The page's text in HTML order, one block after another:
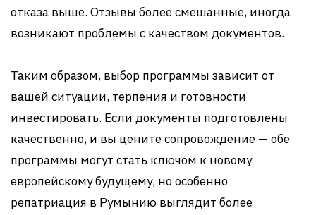
отказа выше. Отзывы более смешанные, иногда
возникают проблемы с качеством документов.
Таким образом, выбор программы зависит от
вашей ситуации, терпения и готовности
инвестировать. Если документы подготовлены
качественно, и вы цените сопровождение — обе
программы могут стать ключом к новому
европейскому будущему, но особенно
репатриация в Румынию выглядит более